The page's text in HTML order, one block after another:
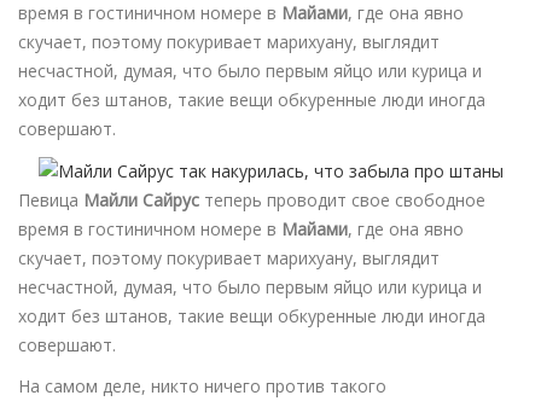
время в гостиничном номере в Майами, где она явно
скучает, поэтому покуривает марихуану, выглядит
несчастной, думая, что было первым яйцо или курица и
ходит без штанов, такие вещи обкуренные люди иногда
совершают.
Певица Майли Сайрус теперь проводит свое свободное
время в гостиничном номере в Майами, где она явно
скучает, поэтому покуривает марихуану, выглядит
несчастной, думая, что было первым яйцо или курица и
ходит без штанов, такие вещи обкуренные люди иногда
совершают.
На самом деле, никто ничего против такого